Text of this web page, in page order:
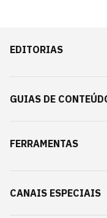
EDITORIAS
GUIAS DE
FERRAMENTAS
CANAIS ESPECIAIS